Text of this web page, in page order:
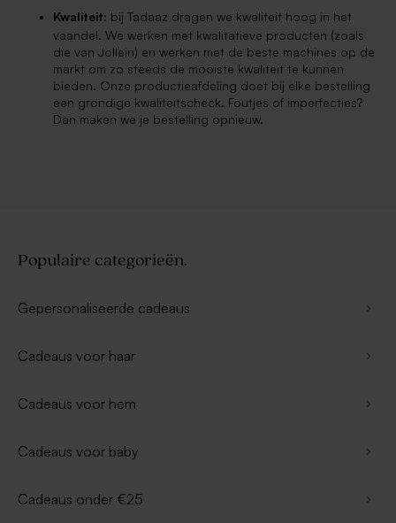
Kwaliteit: bij Tadaaz dragen we kwaliteit hoog in het
vaandel. We werken met kwalitatieve producten (zoals
die van Jollein) en werken met de beste machines op de
markt om zo steeds de mooiste kwaliteit te kunnen
bieden. Onze productieafdeling doet bij elke bestelling
een grondige kwaliteitscheck. Foutjes of imperfecties?
Dan maken we je bestelling opnieuw.
Populaire categorieën.
Gepersonaliseerde cadeaus
Cadeaus voor haar
Cadeaus voor hem
Cadeaus voor baby
Cadeaus onder €25